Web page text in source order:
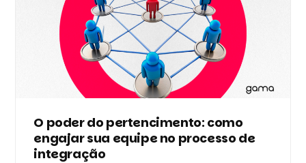
O poder do pertencimento: como
engajar sua equipe no processo de
integração